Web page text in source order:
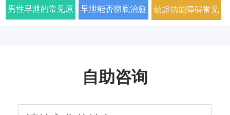
2026年口碑推荐 家详解病因与科学 疗方法与日常护理
见症状以及如何科 症状及改善方法全 生活质量和性功能
男性早泄的常见原 早泄能否彻底治愈 勃起功能障碍常见
自助咨询